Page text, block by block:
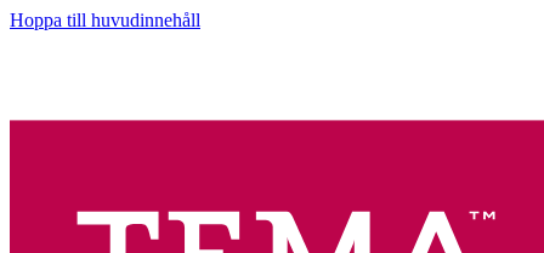
Hoppa till huvudinnehåll